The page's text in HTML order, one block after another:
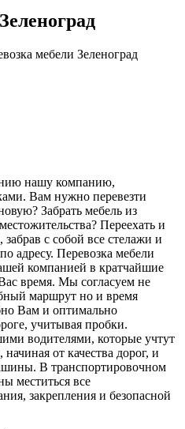
мебели Зеленоград
нашу компанию,
Вам нужно перевезти
Забрать мебель из
Переехать и
с собой все стелажи и
адресу. Перевозка мебели
компанией в кратчайшие
время. Мы согласуем не
маршрут но и время
Вам и оптимально
учитывая пробки.
водителями, которые учтут
от качества дорог, и
В транспортировочном
меститься все
закрепления и безопасной